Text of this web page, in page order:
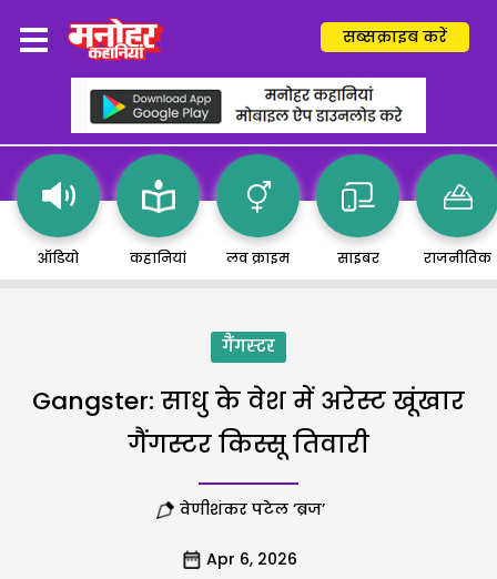
सब्सक्राइब करें
ऑडियो कहानियां लव क्राइम साइबर राजनीतिक
गैंगस्टर
Gangster: साधु के वेश में अरेस्ट खूंखार
गैंगस्टर किस्सू तिवारी
वेणीशंकर पटेल ‘ब्रज’
Apr 6, 2026